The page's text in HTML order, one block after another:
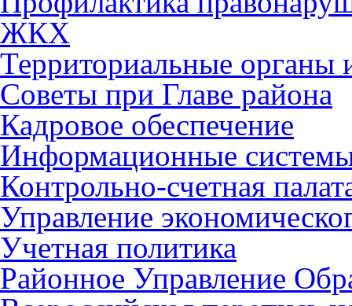
ЖКХ
Территориальные органы
Советы при Главе района
Кадровое обеспечение
Информационные
Контрольно-счетная
Управление
Учетная политика
Районное Управление